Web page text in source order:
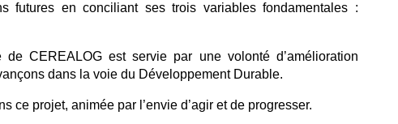
futures en conciliant ses trois variables fondamentales :
CEREALOG est servie par une volonté d’amélioration
dans la voie du Développement Durable.
ce projet, animée par l’envie d’agir et de progresser.